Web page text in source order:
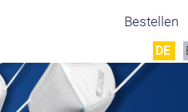
Bestellen
DE